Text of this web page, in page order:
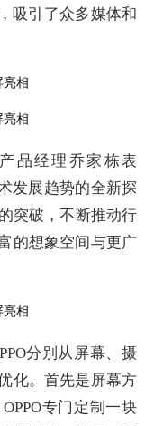
吸引了众多媒体和
品经理乔家栋表
发展趋势的全新探
突破，不断推动行
的想象空间与更广
分别从屏幕、摄
化。首先是屏幕方
专门定制一块